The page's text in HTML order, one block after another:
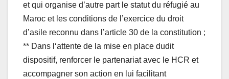
et qui organise d’autre part le statut du réfugié au
Maroc et les conditions de l’exercice du droit
d’asile reconnu dans l’article 30 de la constitution ;
** Dans l‘attente de la mise en place dudit
dispositif, renforcer le partenariat avec le HCR et
accompagner son action en lui facilitant